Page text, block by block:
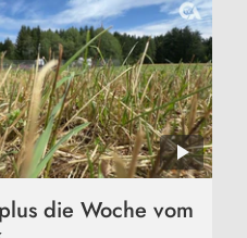
die Woche vom